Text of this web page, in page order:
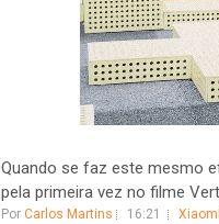
Quando se faz este mesmo
pela primeira vez no filme
Por Carlos Martins 16:21